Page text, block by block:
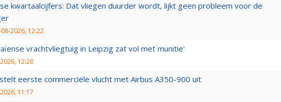
kwartaalcijfers: Dat vliegen duurder wordt, lijkt geen probleem voor de
2026, 12:22
vrachtvliegtuig in Leipzig zat vol met munitie'
12:20
eerste commerciële vlucht met Airbus A350-900 uit
11:17